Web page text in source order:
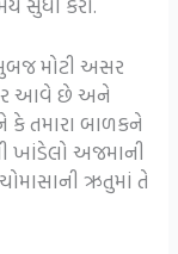
મોટી અસર
આવે છે અને
કે તમારા બાળકને
ખાંડેલો અજમાની
ઋતુમાં તે